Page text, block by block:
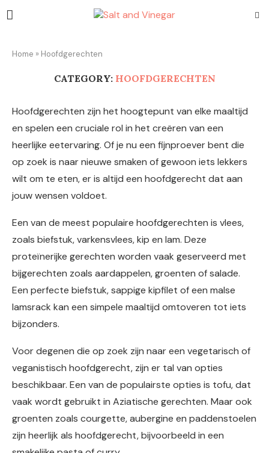
Home » Hoofdgerechten
CATEGORY: HOOFDGERECHTEN
Hoofdgerechten zijn het hoogtepunt van elke maaltijd
en spelen een cruciale rol in het creëren van een
heerlijke eetervaring. Of je nu een fijnproever bent die
op zoek is naar nieuwe smaken of gewoon iets lekkers
wilt om te eten, er is altijd een hoofdgerecht dat aan
jouw wensen voldoet.
Een van de meest populaire hoofdgerechten is vlees,
zoals biefstuk, varkensvlees, kip en lam. Deze
proteïnerijke gerechten worden vaak geserveerd met
bijgerechten zoals aardappelen, groenten of salade.
Een perfecte biefstuk, sappige kipfilet of een malse
lamsrack kan een simpele maaltijd omtoveren tot iets
bijzonders.
Voor degenen die op zoek zijn naar een vegetarisch of
veganistisch hoofdgerecht, zijn er tal van opties
beschikbaar. Een van de populairste opties is tofu, dat
vaak wordt gebruikt in Aziatische gerechten. Maar ook
groenten zoals courgette, aubergine en paddenstoelen
zijn heerlijk als hoofdgerecht, bijvoorbeeld in een